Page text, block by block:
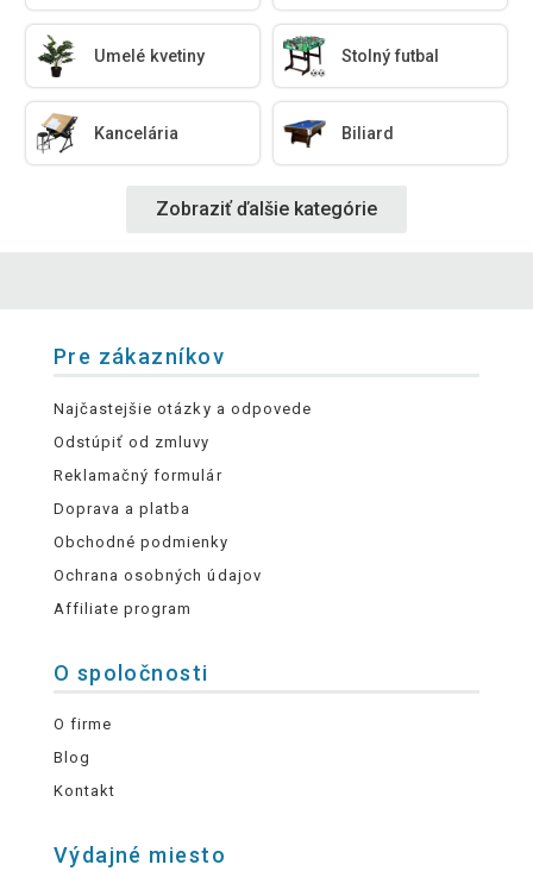
Umelé kvetiny Stolný futbal
Kancelária Biliard
Zobraziť ďalšie kategórie
Pre zákazníkov
Najčastejšie otázky a odpovede
Odstúpiť od zmluvy
Reklamačný formulár
Doprava a platba
Obchodné podmienky
Ochrana osobných údajov
Affiliate program
O spoločnosti
O firme
Blog
Kontakt
Výdajné miesto